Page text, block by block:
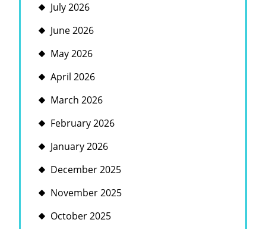
July 2026
June 2026
May 2026
April 2026
March 2026
February 2026
January 2026
December 2025
November 2025
October 2025